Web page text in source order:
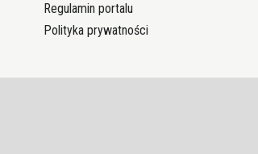
Regulamin portalu
Polityka prywatności